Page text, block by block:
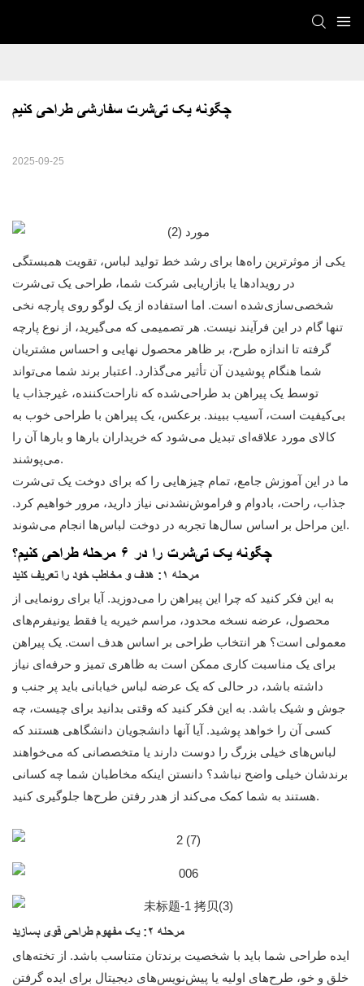
چگونه یک تی‌شرت سفارشی طراحی کنیم
2025-09-25
یکی از موثرترین راه‌ها برای رشد خط تولید لباس، تقویت همبستگی
در رویدادها یا بازاریابی شرکت شما، طراحی یک تی‌شرت
شخصی‌سازی‌شده است. اما استفاده از یک لوگو روی پارچه نخی
تنها گام در این فرآیند نیست. هر تصمیمی که می‌گیرید، از نوع پارچه
گرفته تا اندازه طرح، بر ظاهر محصول نهایی و احساس مشتریان
شما هنگام پوشیدن آن تأثیر می‌گذارد. اعتبار برند شما می‌تواند
توسط یک پیراهن بد طراحی‌شده که ناراحت‌کننده، غیرجذاب یا
بی‌کیفیت است، آسیب ببیند. برعکس، یک پیراهن با طراحی خوب به
کالای مورد علاقه‌ای تبدیل می‌شود که خریداران بارها و بارها آن را
می‌پوشند.
ما در این آموزش جامع، تمام چیزهایی را که برای دوخت یک تی‌شرت
جذاب، راحت، بادوام و فراموش‌نشدنی نیاز دارید، مرور خواهیم کرد.
این مراحل بر اساس سال‌ها تجربه در دوخت لباس‌ها انجام می‌شوند.
چگونه یک تی‌شرت را در ۶ مرحله طراحی کنیم؟
مرحله ۱: هدف و مخاطب خود را تعریف کنید
به این فکر کنید که چرا این پیراهن را می‌دوزید. آیا برای رونمایی از
محصول، عرضه نسخه محدود، مراسم خیریه یا فقط یونیفرم‌های
معمولی است؟ هر انتخاب طراحی بر اساس هدف است. یک پیراهن
برای یک مناسبت کاری ممکن است به ظاهری تمیز و حرفه‌ای نیاز
داشته باشد، در حالی که یک عرضه لباس خیابانی باید پر جنب و
جوش و شیک باشد. به این فکر کنید که وقتی بدانید برای چیست، چه
کسی آن را خواهد پوشید. آیا آنها دانشجویان دانشگاهی هستند که
لباس‌های خیلی بزرگ را دوست دارند یا متخصصانی که می‌خواهند
برندشان خیلی واضح نباشد؟ دانستن اینکه مخاطبان شما چه کسانی
هستند به شما کمک می‌کند از هدر رفتن طرح‌ها جلوگیری کنید.
مرحله ۲: یک مفهوم طراحی قوی بسازید
ایده طراحی شما باید با شخصیت برندتان متناسب باشد. از تخته‌های
خلق و خو، طرح‌های اولیه یا پیش‌نویس‌های دیجیتال برای ایده گرفتن